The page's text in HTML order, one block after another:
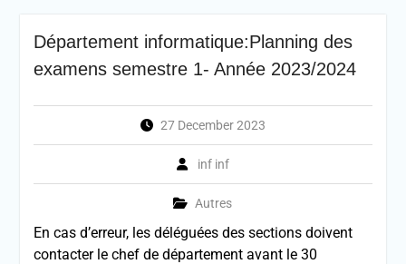
Département informatique:Planning des
examens semestre 1- Année 2023/2024
27 December 2023
inf inf
Autres
En cas d’erreur, les déléguées des sections doivent
contacter le chef de département avant le 30